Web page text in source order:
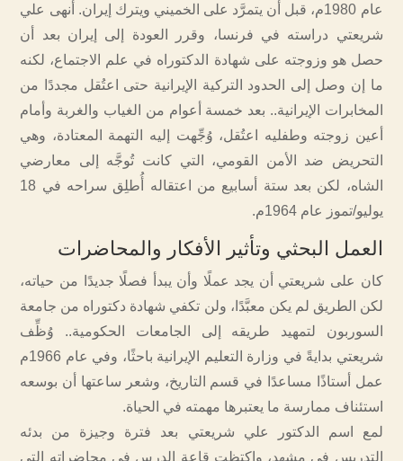
عام 1980م، قبل أن يتمرَّد على الخميني ويترك إيران. أنهى علي
شريعتي دراسته في فرنسا، وقرر العودة إلى إيران بعد أن
حصل هو وزوجته على شهادة الدكتوراه في علم الاجتماع، لكنه
ما إن وصل إلى الحدود التركية الإيرانية حتى اعتُقل مجددًا من
المخابرات الإيرانية.. بعد خمسة أعوام من الغياب والغربة وأمام
أعين زوجته وطفليه اعتُقل، وُجِّهت إليه التهمة المعتادة، وهي
التحريض ضد الأمن القومي، التي كانت تُوجَّه إلى معارضي
الشاه، لكن بعد ستة أسابيع من اعتقاله أُطلِق سراحه في 18
يوليو/تموز عام 1964م.
العمل البحثي وتأثير الأفكار والمحاضرات
كان على شريعتي أن يجد عملًا وأن يبدأ فصلًا جديدًا من حياته،
لكن الطريق لم يكن معبَّدًا، ولن تكفي شهادة دكتوراه من جامعة
السوربون لتمهيد طريقه إلى الجامعات الحكومية.. وُظِّف
شريعتي بدايةً في وزارة التعليم الإيرانية باحثًا، وفي عام 1966م
عمل أستاذًا مساعدًا في قسم التاريخ، وشعر ساعتها أن بوسعه
استئناف ممارسة ما يعتبرها مهمته في الحياة.
لمع اسم الدكتور علي شريعتي بعد فترة وجيزة من بدئه
التدريس في مشهد، واكتظت قاعة الدرس في محاضراته التي